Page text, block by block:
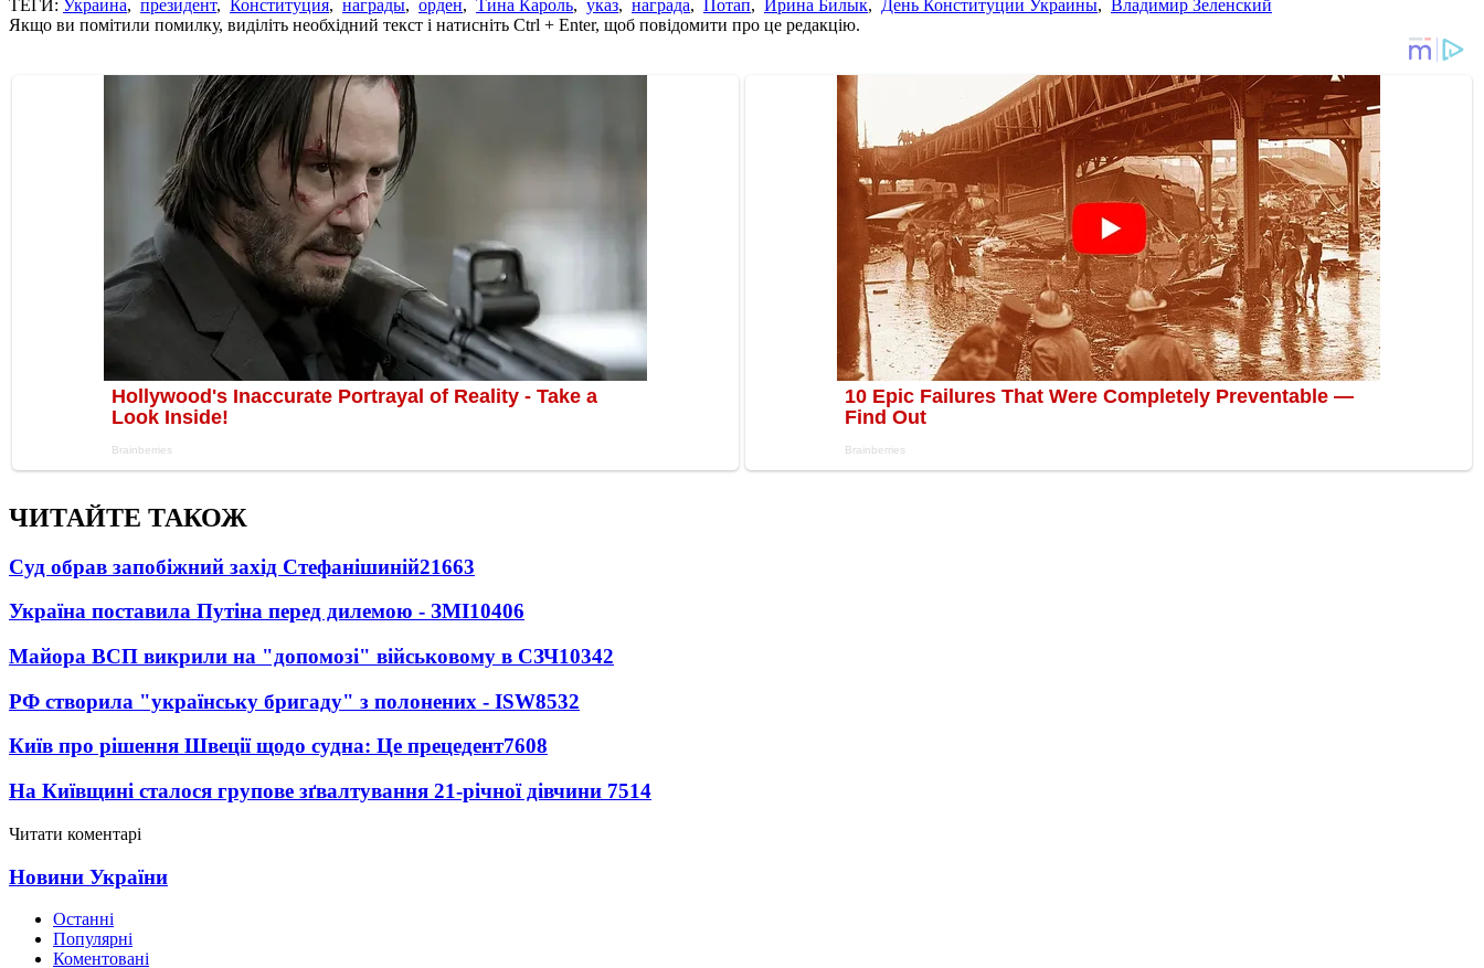
ТЕГИ: Украина, президент, Конституция, награды, орден, Тина Кароль, указ, награда, Потап, Ирина Билык, День Конституции Украины, Владимир Зеленский
Якщо ви помітили помилку, виділіть необхідний текст і натисніть Ctrl + Enter, щоб повідомити про це редакцію.
ЧИТАЙТЕ ТАКОЖ
Суд обрав запобіжний захід Стефанішиній21663
Україна поставила Путіна перед дилемою - ЗМІ10406
Майора ВСП викрили на "допомозі" військовому в СЗЧ10342
РФ створила "українську бригаду" з полонених - ISW8532
Київ про рішення Швеції щодо судна: Це прецедент7608
На Київщині сталося групове зґвалтування 21-річної дівчини 7514
Читати коментарі
Новини України
Останні
Популярні
Коментовані